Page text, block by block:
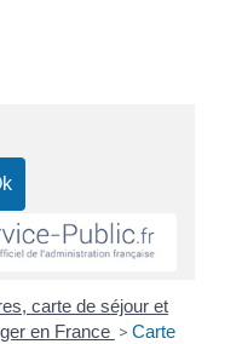
carte de séjour et
en France > Carte